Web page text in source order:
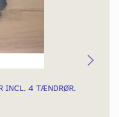
INCL. 4 TÆNDRØR.